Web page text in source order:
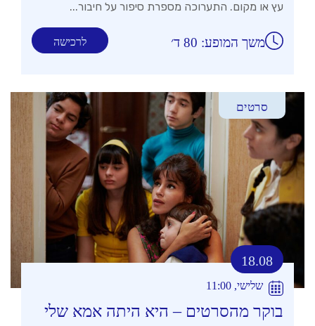
עץ או מקום. התערוכה מספרת סיפור על חיבור...
לרכישה משך המופע: 80 ד׳
סרטים
18.08
שלישי, 11:00
בוקר מהסרטים – היא היתה אמא שלי